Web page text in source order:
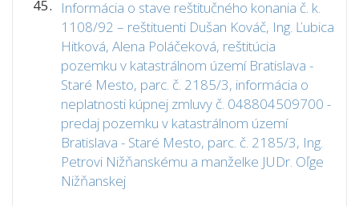
45.
Informácia o stave reštitučného konania č. k.
1108/92 – reštituenti Dušan Kováč, Ing. Ľubica
Hitková, Alena Poláčeková, reštitúcia
pozemku v katastrálnom území Bratislava -
Staré Mesto, parc. č. 2185/3, informácia o
neplatnosti kúpnej zmluvy č. 048804509700 -
predaj pozemku v katastrálnom území
Bratislava - Staré Mesto, parc. č. 2185/3, Ing.
Petrovi Nižňanskému a manželke JUDr. Oľge
Nižňanskej